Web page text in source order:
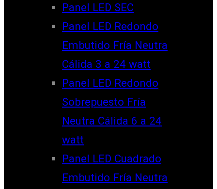
Panel LED SEC
Panel LED Redondo
Embutido Fría Neutra
Cálida 3 a 24 watt
Panel LED Redondo
Sobrepuesto Fría
Neutra Cálida 6 a 24
watt
Panel LED Cuadrado
Embutido Fría Neutra